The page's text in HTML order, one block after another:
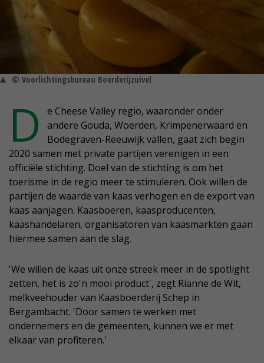
© Voorlichtingsbureau Boerderijzuivel
D
e Cheese Valley regio, waaronder onder
andere Gouda, Woerden, Krimpenerwaard en
Bodegraven-Reeuwijk vallen, gaat zich begin
2020 samen met private partijen verenigen in een
officiële stichting. Doel van de stichting is om het
toerisme in de regio meer te stimuleren. Ook willen de
partijen de waarde van kaas verhogen en de export van
kaas aanjagen. Kaasboeren, kaasproducenten,
kaashandelaren, organisatoren van kaasmarkten gaan
hiermee samen aan de slag.
'We willen de kaas uit onze streek meer in de spotlight
zetten, het is zo'n mooi product', zegt Rianne de Wit,
melkveehouder van Kaasboerderij Schep in
Bergambacht. 'Door samen te werken met
ondernemers en de gemeenten, kunnen we er met
elkaar van profiteren.'